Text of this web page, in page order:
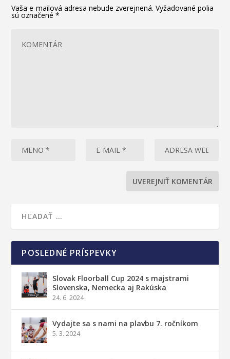
Vaša e-mailová adresa nebude zverejnená. Vyžadované polia
sú označené*
POSLEDNÉ PRÍSPEVKY
Slovak Floorball Cup 2024 s majstrami
Slovenska, Nemecka aj Rakúska
24. 6. 2024
Vydajte sa s nami na plavbu 7. ročníkom
5. 3. 2024